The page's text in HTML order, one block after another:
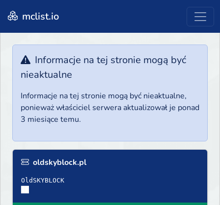
mclist.io
Informacje na tej stronie mogą być
nieaktualne
Informacje na tej stronie mogą być nieaktualne,
ponieważ właściciel serwera aktualizował je ponad
3 miesiące temu.
oldskyblock.pl
OldSKYBLOCK